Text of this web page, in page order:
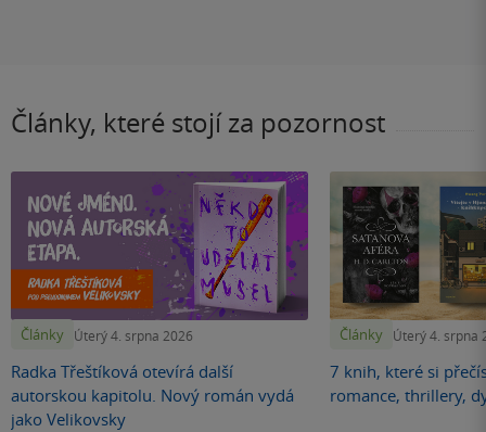
Články, které stojí za pozornost
Články Úterý 4. srpna 2026
Radka Třeštíková otevírá další
autorskou kapitolu. Nový román vydá
jako Velikovsky
Články Úterý 4. srpna
7 knih, které si
romance, thrillery,